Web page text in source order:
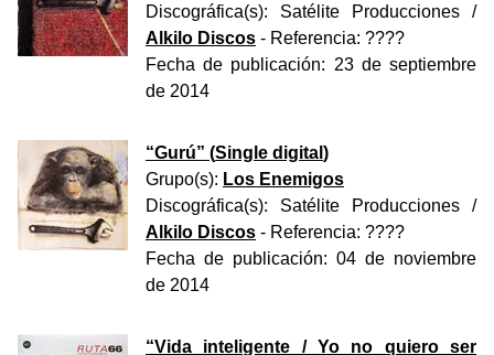
Discográfica(s): Satélite Producciones /
Alkilo Discos - Referencia: ????
Fecha de publicación: 23 de septiembre
de 2014
“Gurú” (Single digital )
Grupo(s): Los Enemigos
Discográfica(s): Satélite Producciones /
Alkilo Discos - Referencia: ????
Fecha de publicación: 04 de noviembre
de 2014
“Vida inteligente / Yo no quiero ser